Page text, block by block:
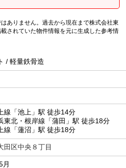
ありません。過去から現在まで株式会社東
されていた物件情報を元に生成した参考情
/ 軽量鉄骨造
線「池上」駅 徒歩14分
東北・根岸線「蒲田」駅 徒歩18分
線「蓮沼」駅 徒歩18分
田区中央８丁目
月